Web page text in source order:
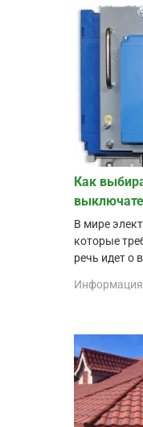
Как
В мире
которые
речь идет о
Информация